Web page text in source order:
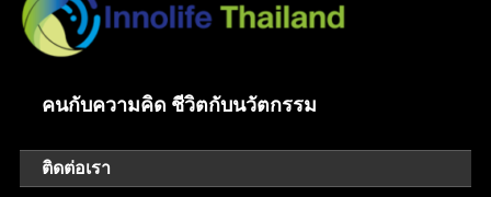
คนกับความคิด ชีวิตกับนวัตกรรม
ติดต่อเรา